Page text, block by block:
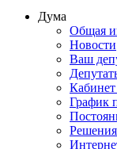
Дума
Общая
Новости
Ваш
Кабинет
График